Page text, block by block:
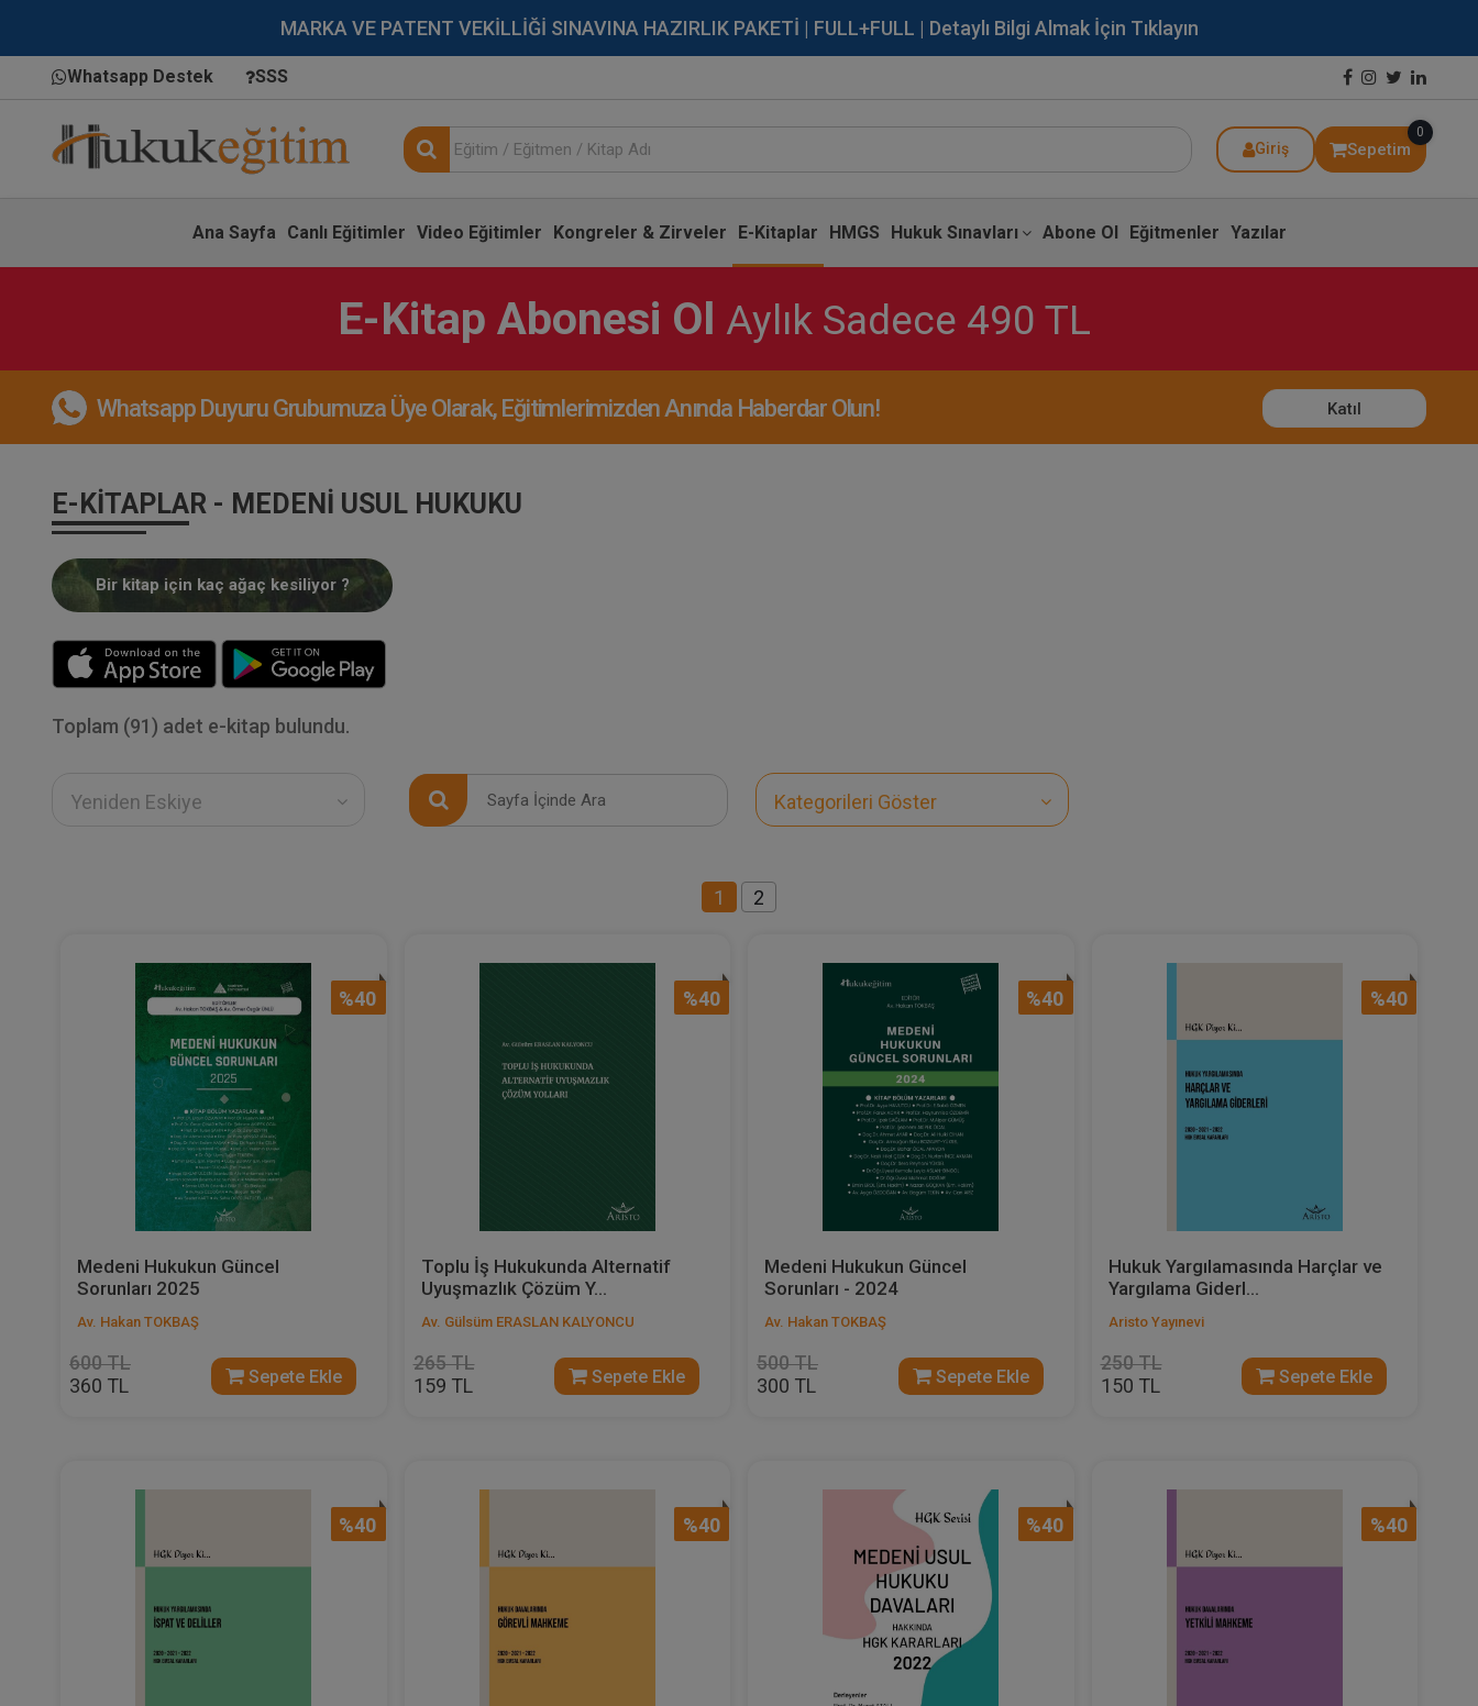
MARKA VE PATENT VEKİLLİĞİ SINAVINA HAZIRLIK PAKETİ | FULL+FULL | Detaylı Bilgi Almak İçin Tıklayın
Whatsapp Destek SSS
Giriş Sepetim
0
Ana Sayfa Canlı Eğitimler Video Eğitimler Kongreler & Zirveler E-Kitaplar HMGS Hukuk Sınavları Abone Ol Eğitmenler Yazılar
E-Kitap Abonesi Ol Aylık Sadece 490 TL
Whatsapp Duyuru Grubumuza Üye Olarak, Eğitimlerimizden Anında Haberdar Olun! Katıl
E-KITAPLAR - MEDENI USUL HUKUKU
Bir kitap için kaç ağaç kesiliyor ?
Toplam (91) adet e-kitap bulundu.
Yeniden Eskiye Kategorileri Göster
1 2
%40
Medeni Hukukun Güncel
Sorunları 2025
Av. Hakan TOKBAŞ
600 TL
360 TL Sepete Ekle
%40
Toplu İş Hukukunda Alternatif
Uyuşmazlık Çözüm Y...
Av. Gülsüm ERASLAN KALYONCU
265 TL
159 TL Sepete Ekle
%40
Medeni Hukukun Güncel
Sorunları - 2024
Av. Hakan TOKBAŞ
500 TL
300 TL Sepete Ekle
%40
Hukuk Yargılamasında Harçlar ve
Yargılama Giderl...
Aristo Yayınevi
250 TL
150 TL Sepete Ekle
%40 %40 %40 %40